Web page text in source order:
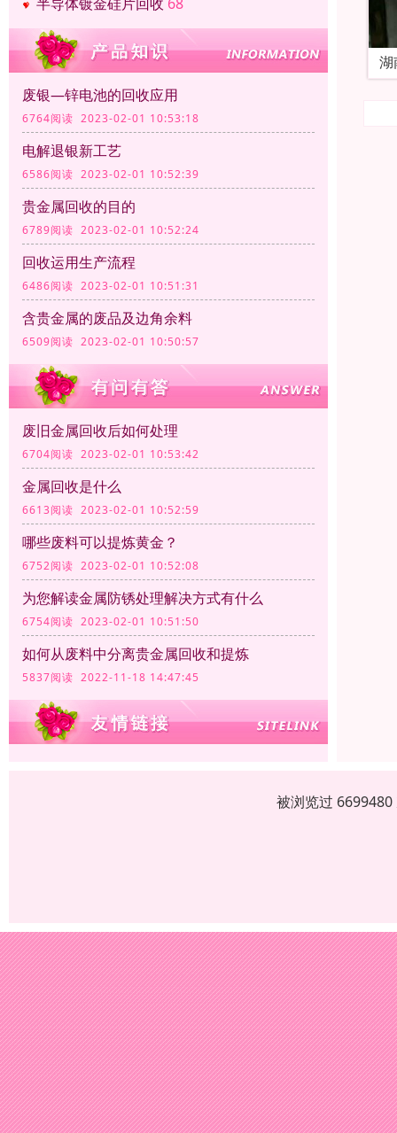
废银—锌电池的回收应用
6764阅读 2023-02-01 10:53:18
电解退银新工艺
6586阅读 2023-02-01 10:52:39
贵金属回收的目的
6789阅读 2023-02-01 10:52:24
回收运用生产流程
6486阅读 2023-02-01 10:51:31
含贵金属的废品及边角余料
6509阅读 2023-02-01 10:50:57
废旧金属回收后如何处理
6704阅读 2023-02-01 10:53:42
金属回收是什么
6613阅读 2023-02-01 10:52:59
哪些废料可以提炼黄金？
6752阅读 2023-02-01 10:52:08
为您解读金属防锈处理解决方式有什么
6754阅读 2023-02-01 10:51:50
如何从废料中分离贵金属回收和提炼
5837阅读 2022-11-18 14:47:45
湖
被浏览过